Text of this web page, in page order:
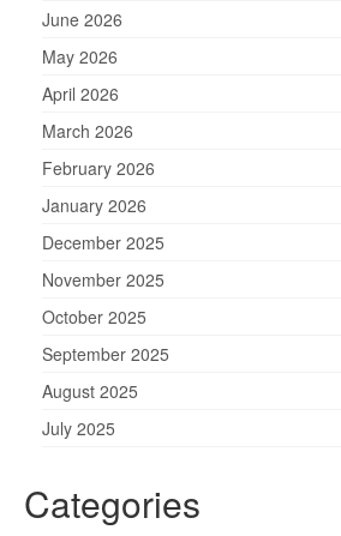
June 2026
May 2026
April 2026
March 2026
February 2026
January 2026
December 2025
November 2025
October 2025
September 2025
August 2025
July 2025
Categories